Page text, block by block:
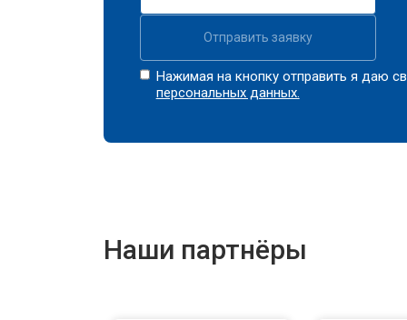
Отправить заявку
Нажимая на кнопку отправить я даю
персональных данных.
Наши партнёры